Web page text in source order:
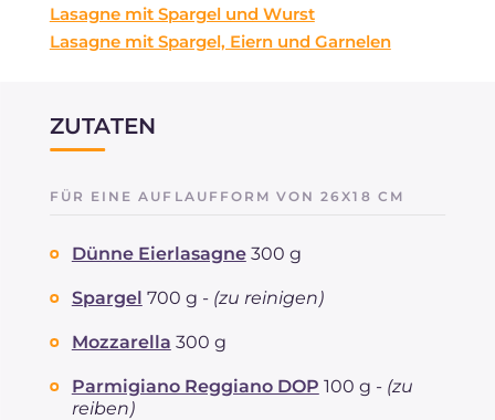
Lasagne mit Spargel und Wurst
Lasagne mit Spargel, Eiern und Garnelen
ZUTATEN
FÜR EINE AUFLAUFFORM VON 26X18 CM
Dünne Eierlasagne 300 g
Spargel 700 g - (zu reinigen)
Mozzarella 300 g
Parmigiano Reggiano DOP 100 g - (zu
reiben)